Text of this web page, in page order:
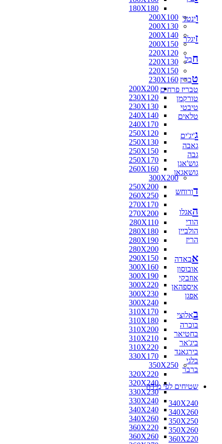
180X180
200X100
200X130
200X140
200X150
220X120
220X130
220X150
230X160
200X200
230X120
230X130
240X140
240X170
250X120
250X130
250X150
250X170
260X160
300X200
250X200
260X250
270X170
270X200
280X110
280X180
280X190
280X200
290X150
300X160
300X190
300X220
300X230
300X240
310X170
310X180
310X200
310X210
310X220
330X170
350X250
320X220
320X240
330X230
330X240
340X240
340X260
360X220
360X260
וינטג'
זיגלר
חבל
טבריז
טבריז פרחים
טורקמן
טיבטי
טלאים
ג'יג'ים
גאבה
גבה
גוש'אגן
גושאגאן
דורוחש
האגלו
הודי
הולביין
הריז
אבאדה
אובוסון
אוזבקי
איספהאן
אפגן
באלוצי
בוכרה
בחטיאר
ביג'אר
בירגאנד
בלגי
ברבר
שטיחים לפי מידה
340X240
340X260
350X250
350X260
360X220